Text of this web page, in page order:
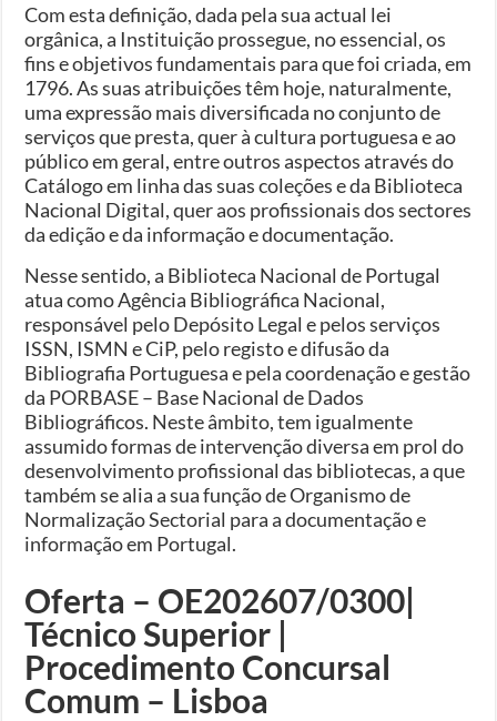
Com esta definição, dada pela sua actual lei
orgânica, a Instituição prossegue, no essencial, os
fins e objetivos fundamentais para que foi criada, em
1796. As suas atribuições têm hoje, naturalmente,
uma expressão mais diversificada no conjunto de
serviços que presta, quer à cultura portuguesa e ao
público em geral, entre outros aspectos através do
Catálogo em linha das suas coleções e da Biblioteca
Nacional Digital, quer aos profissionais dos sectores
da edição e da informação e documentação.
Nesse sentido, a Biblioteca Nacional de Portugal
atua como Agência Bibliográfica Nacional,
responsável pelo Depósito Legal e pelos serviços
ISSN, ISMN e CiP, pelo registo e difusão da
Bibliografia Portuguesa e pela coordenação e gestão
da PORBASE – Base Nacional de Dados
Bibliográficos. Neste âmbito, tem igualmente
assumido formas de intervenção diversa em prol do
desenvolvimento profissional das bibliotecas, a que
também se alia a sua função de Organismo de
Normalização Sectorial para a documentação e
informação em Portugal.
Oferta – OE202607/0300|
Técnico Superior |
Procedimento Concursal
Comum – Lisboa